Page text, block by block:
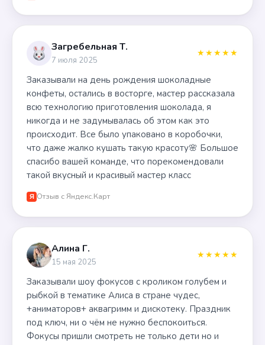
Загребельная Т.
7 июля 2025
★★★★★
Заказывали на день рождения шоколадные
конфеты, остались в восторге, мастер рассказала
всю технологию приготовления шоколада, я
никогда и не задумывалась об этом как это
происходит. Все было упаковано в коробочки,
что даже жалко кушать такую красоту🌸 Большое
спасибо вашей команде, что порекомендовали
такой вкусный и красивый мастер класс
Я Отзыв с Яндекс.Карт
Алина Г.
15 мая 2025
★★★★★
Заказывали шоу фокусов с кроликом голубем и
рыбкой в тематике Алиса в стране чудес,
+аниматоров+ аквагримм и дискотеку. Праздник
под ключ, ни о чём не нужно беспокоиться.
Фокусы пришли смотреть не только дети но и